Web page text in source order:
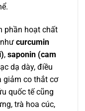
phần hoạt chất
curcumin
, saponin (cam
dạ dày, điều
giảm co thắt cơ
quốc tế cũng
trà hoa cúc,